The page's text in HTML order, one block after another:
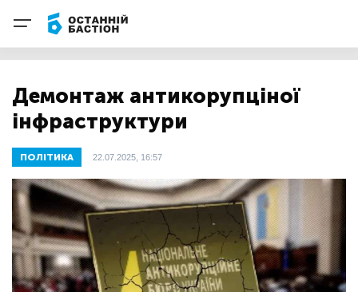
Демонтаж антикорупціної
інфраструктури
ПОЛІТИКА 22.07.2025, 16:57